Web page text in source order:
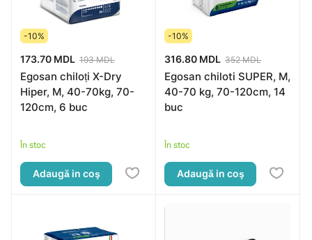
-10%
173.70 MDL 193 MDL
Egosan chiloți X-Dry
Hiper, M, 40-70kg, 70-
120cm, 6 buc
În stoc
Adaugă in coş
-10%
316.80 MDL 352 MDL
Egosan chiloti SUPER, M,
40-70 kg, 70-120cm, 14
buc
În stoc
Adaugă in coş